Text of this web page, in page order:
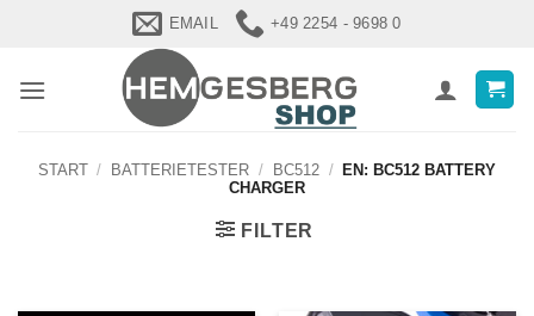
EMAIL +49 2254 - 9698 0
START / BATTERIETESTER / BC512 /
EN: BC512 BATTERY
CHARGER
FILTER